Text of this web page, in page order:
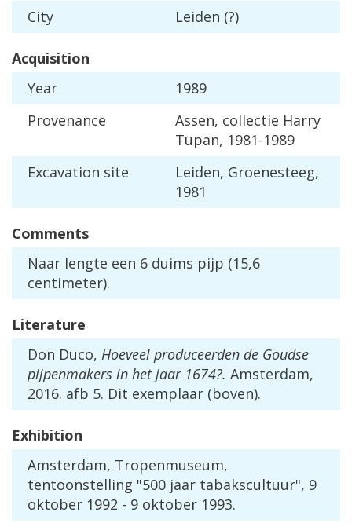
City
Leiden (?)
Acquisition
Year
1989
Provenance
Assen, collectie Harry
Tupan, 1981-1989
Excavation site Leiden, Groenesteeg,
1981
Comments
Naar lengte een 6 duims pijp (15,6
centimeter).
Literature
Don Duco, Hoeveel produceerden de Goudse
pijpenmakers in het jaar 1674?. Amsterdam,
2016. afb 5. Dit exemplaar (boven).
Exhibition
Amsterdam, Tropenmuseum,
tentoonstelling "500 jaar tabakscultuur", 9
oktober 1992 - 9 oktober 1993.